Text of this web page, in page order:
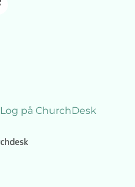
Log på ChurchDesk